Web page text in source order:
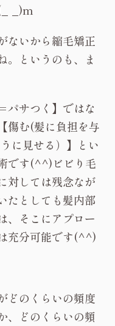
_)m
ないから縮毛矯正
。というのも、ま
パサつく】ではな
傷む(髪に負担を与
に見せる）】とい
です(^^)ビビり毛
対しては残念なが
たとしても髪内部
、そこにアプロー
充分可能です(^^)
どのくらいの頻度
、どのくらいの頻